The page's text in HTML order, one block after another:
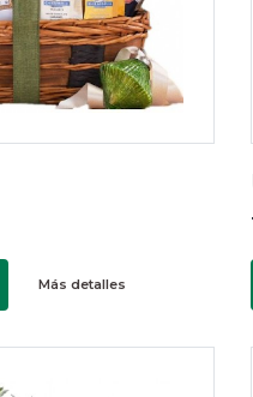
Más detalles